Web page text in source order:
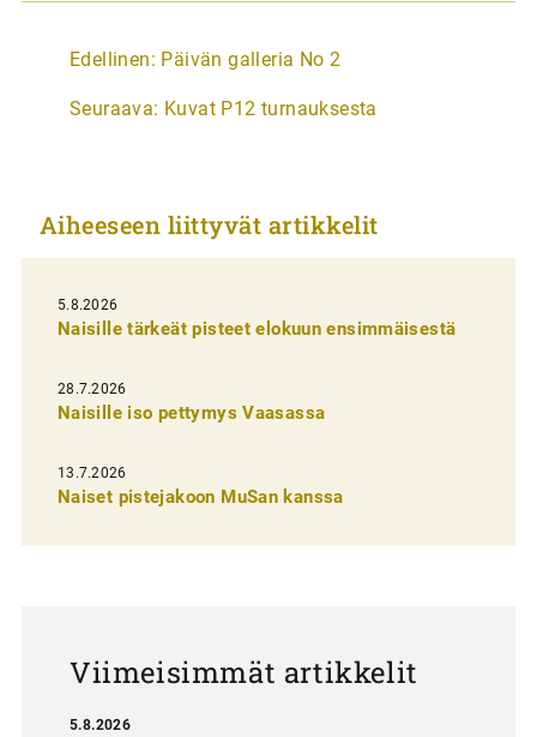
A
t
k
e
l
i
e
n
e
Edellinen: Päivän galleria No 2
Seuraava: Kuvat P12 turnauksesta
Aiheeseen liittyvät artikkelit
5.8.2026
Naisille tärkeät pisteet elokuun ensimmäisestä
28.7.2026
Naisille iso pettymys Vaasassa
13.7.2026
Naiset pistejakoon MuSan kanssa
Viimeisimmät artikkelit
5.8.2026